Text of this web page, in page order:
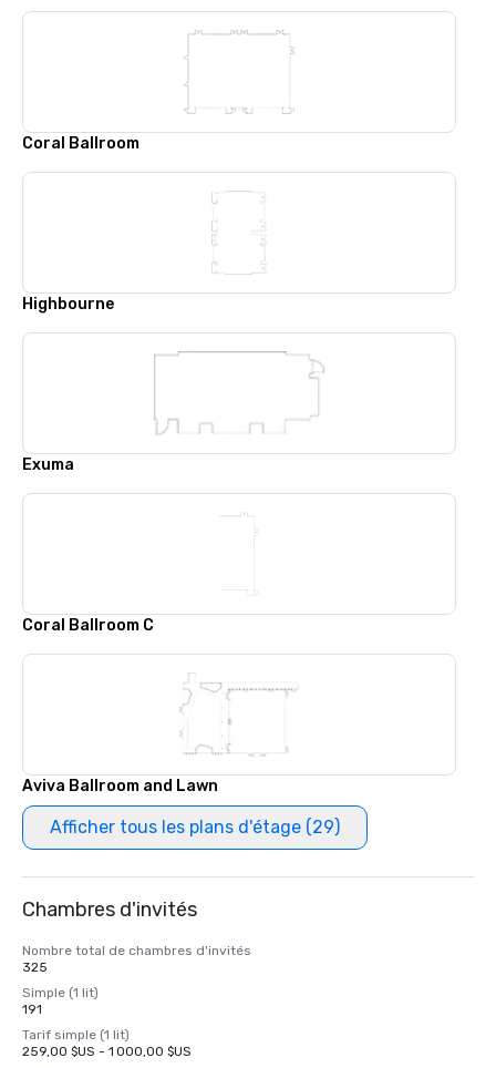
Coral Ballroom
Highbourne
Exuma
Coral Ballroom C
Aviva Ballroom and Lawn
Afficher tous les plans d'étage (29)
Chambres d'invités
Nombre total de chambres d'invités
325
Simple (1 lit)
191
Tarif simple (1 lit)
259,00 $US - 1 000,00 $US